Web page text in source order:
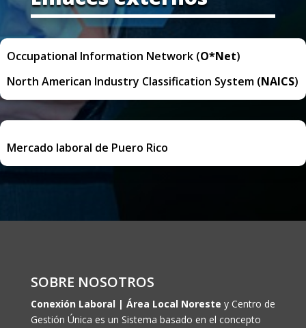
Occupational Information Network (O*Net)
North American Industry Classification System (NAICS)
Mercado laboral de Puero Rico
SOBRE NOSOTROS
Conexión Laboral | Área Local Noreste y Centro de
Gestión Única es un Sistema basado en el concepto